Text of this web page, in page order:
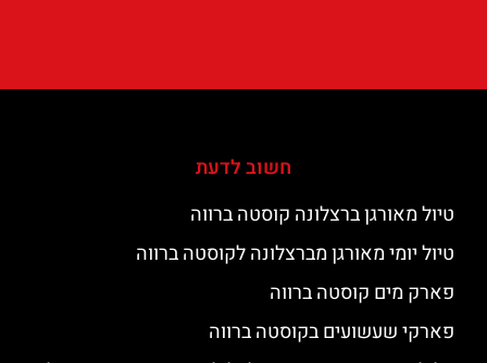
חשוב לדעת
טיול מאורגן ברצלונה קוסטה ברווה
טיול יומי מאורגן מברצלונה לקוסטה ברווה
פארק מים קוסטה ברווה
פארקי שעשועים בקוסטה ברווה